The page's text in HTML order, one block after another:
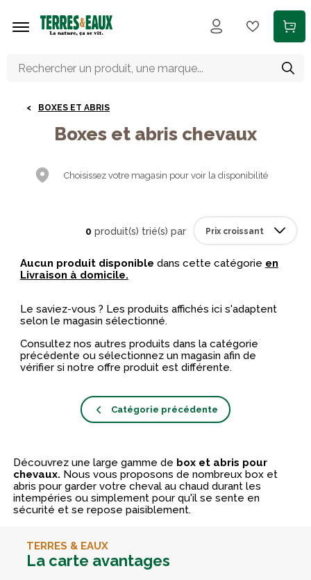
BOXES ET ABRIS
Boxes et abris chevaux
Choisissez votre magasin pour voir la disponibilité
0 produit(s) trié(s) par
Aucun produit disponible dans cette catégorie en
Livraison à domicile.
Le saviez-vous ? Les produits affichés ici s'adaptent
selon le magasin sélectionné.
Consultez nos autres produits dans la catégorie
précédente ou sélectionnez un magasin afin de
vérifier si notre offre produit est différente.
Catégorie précédente
Découvrez une large gamme de box et abris pour
chevaux. Nous vous proposons de nombreux box et
abris pour garder votre cheval au chaud durant les
intempéries ou simplement pour qu'il se sente en
sécurité et se repose paisiblement.
TERRES & EAUX
La carte avantages